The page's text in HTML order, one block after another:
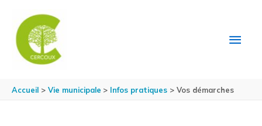
Accueil Vie municipale Infos pratiques Vos démarches